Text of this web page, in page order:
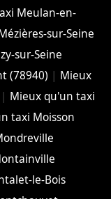
Meulan-en-
sur-Seine
sur-Seine
(78940) | Mieux
| Mieux qu'un taxi
taxi Moisson
le-Bois